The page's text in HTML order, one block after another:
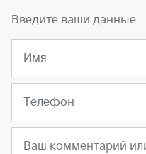
Введите ваши данные
Имя
Телефон